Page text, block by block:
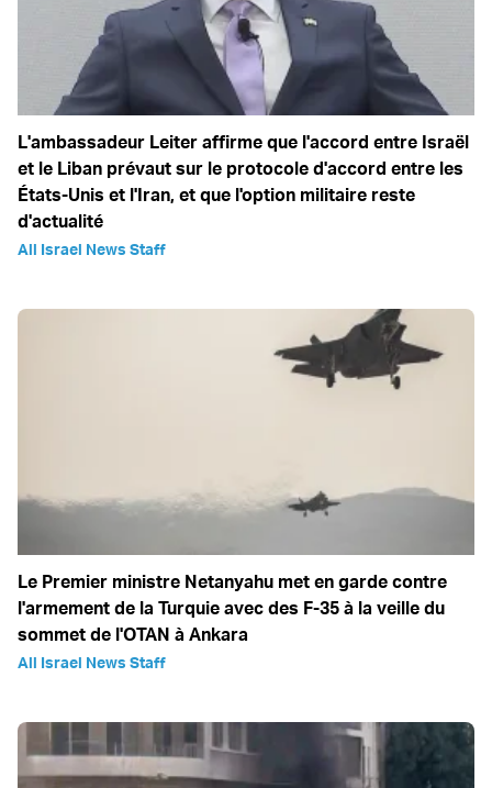
L'ambassadeur Leiter affirme que l'accord entre Israël
et le Liban prévaut sur le protocole d'accord entre les
États-Unis et l'Iran, et que l'option militaire reste
d'actualité
All Israel News Staff
Le Premier ministre Netanyahu met en garde contre
l'armement de la Turquie avec des F-35 à la veille du
sommet de l'OTAN à Ankara
All Israel News Staff